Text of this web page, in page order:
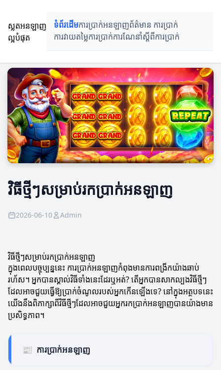
ស្លតអនឡាញ
ល្អបំផុត
ទំព័រដើមការប្រាក់អនឡាញព័ត៌មាន ការប្រាក់
ការវាយតម្លៃការប្រាក់ការណែនាំស្តីពីការប្រាក់
វិធីថ្មីៗសម្រាប់រកប្រាក់អនឡាញ
2026-06-10 Admin
វិធីថ្មីៗសម្រាប់រកប្រាក់អនឡាញ
ក្នុងពេលបច្ចុប្បន្ននេះ ការប្រាក់អនឡាញកំពុងមានការពង្រីកយ៉ាងឆាប់
រហ័ស។ អ្នកបានស្គាល់វិធីទាំងនេះដែរឬអត់? តើអ្នកបានសាកល្បងវិធីថ្មីៗ
ដែលអាចជួយធ្វើឱ្យប្រាក់ចំណូលរបស់អ្នកកើនឡើងទេ? នៅក្នុងអត្ថបទនេះ
យើងនឹងពិភាក្សាពីវិធីថ្មីៗដែលអាចជួយអ្នករកប្រាក់អនឡាញបានយ៉ាងមាន
ប្រសិទ្ធភាព។
📰 ការប្រាក់អនឡាញ